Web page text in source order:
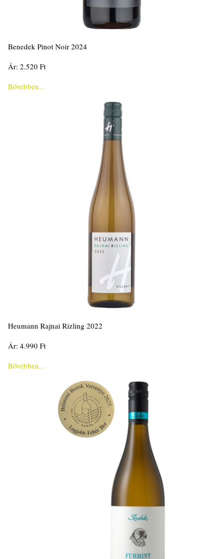
Benedek Pinot Noir 2024
Ár: 2.520 Ft
Bővebben...
Heumann Rajnai Rizling 2022
Ár: 4.990 Ft
Bővebben...